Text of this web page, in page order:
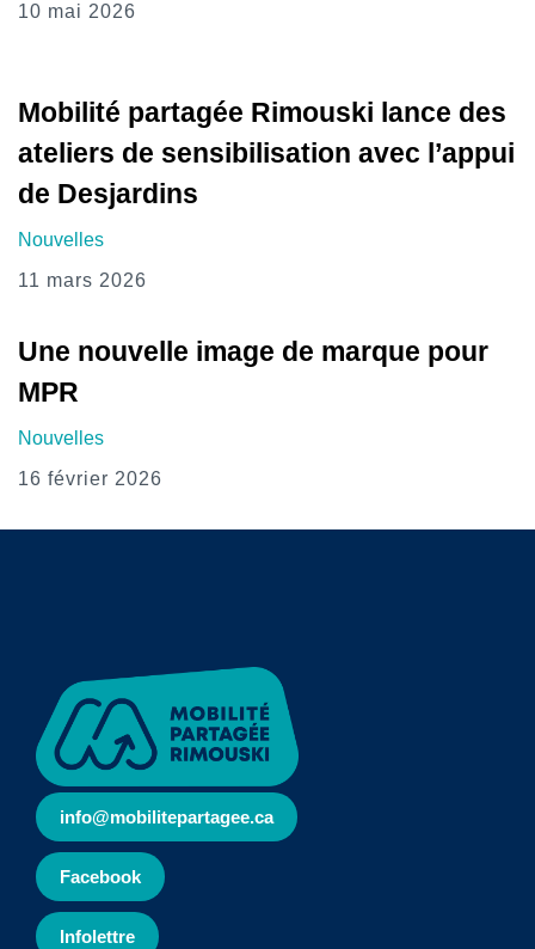
10 mai 2026
Mobilité partagée Rimouski lance des
ateliers de sensibilisation avec l’appui
de Desjardins
Nouvelles
11 mars 2026
Une nouvelle image de marque pour
MPR
Nouvelles
16 février 2026
info@mobilitepartagee.ca
Facebook
Infolettre